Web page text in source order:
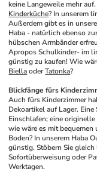
Kinderküche? In unserem
Außerdem gibt es in
Haba - natürlich ebenso
hübschen Armbänder
Apropos Schulkinder- im
günstig zu kaufen! Wie
Biella oder Tatonka?
Blickfänge fürs
Auch fürs Kinderzimmer
Dekoartikel auf Lager.
Einschlafen; eine
wie wäre es mit bequemen
Boden? In unserem Haba
günstig. Stöbern Sie
Sofortüberweisung oder
Werktagen.